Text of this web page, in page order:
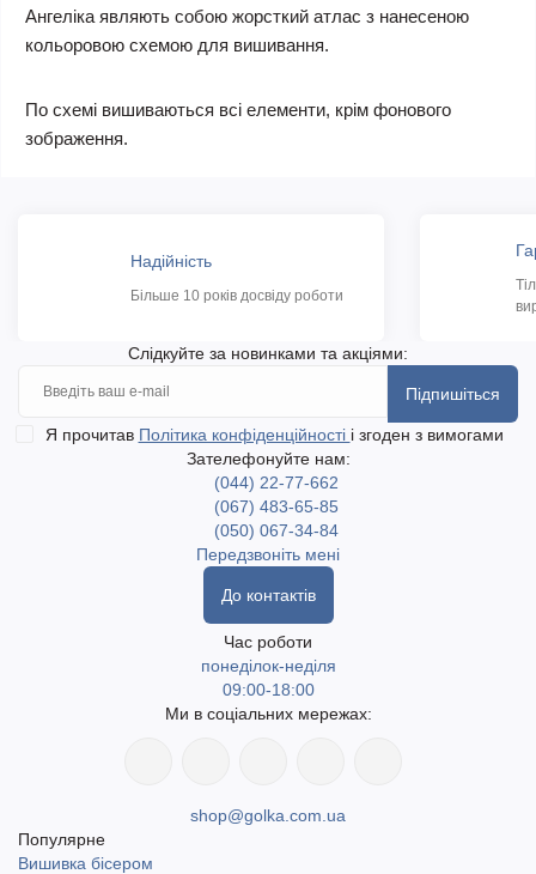
Ангеліка являють собою жорсткий атлас з нанесеною
кольоровою схемою для вишивання.
По схемі вишиваються всі елементи, крім фонового
зображення.
Надійність
Більше 10 років досвіду роботи
Слідкуйте за новинками та акціями:
Підпишіться
Я прочитав Політика конфіденційності і згоден з вимогами
Зателефонуйте нам:
(044) 22-77-662
(067) 483-65-85
(050) 067-34-84
Передзвоніть мені
До контактів
Час роботи
понеділок-неділя
09:00-18:00
Ми в соціальних мережах:
shop@golka.com.ua
Популярне
Вишивка бісером